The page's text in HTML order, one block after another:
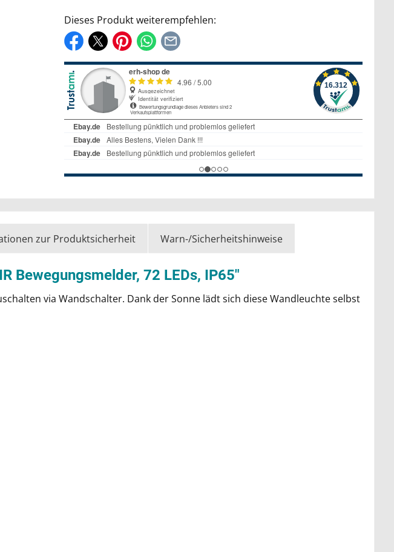
Dieses Produkt weiterempfehlen:
zur Produktsicherheit Warn-/Sicherheitshinweise
Bewegungsmelder, 72 LEDs, IP65"
via Wandschalter. Dank der Sonne lädt sich diese Wandleuchte selbst